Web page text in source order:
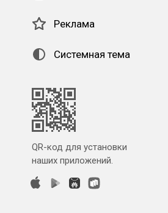
Реклама
Системная тема
QR-код для установки
наших приложений.